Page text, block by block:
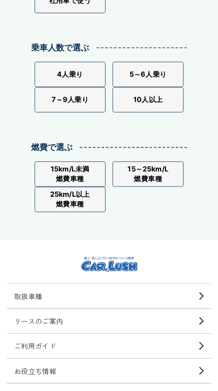
乗車人数で選ぶ
4人乗り 5～6人乗り
7～9人乗り 10人以上
燃費で選ぶ
15km/L未満
燃費車種
15～25km/L
燃費車種
25km/L以上
燃費車種
取扱車種
リースのご案内
ご利用ガイド
お役立ち情報